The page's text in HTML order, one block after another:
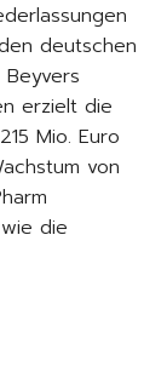
deutschen
erzielt die
Mio. Euro
von
die